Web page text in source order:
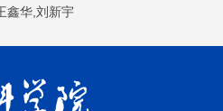
鑫华,刘新宇